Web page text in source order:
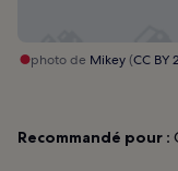
photo de Mikey(CC BY
Recommandé pour :